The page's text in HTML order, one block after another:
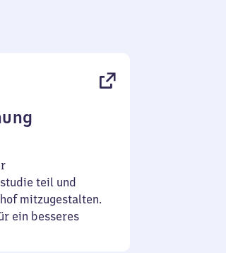
teil und
mitzugestalten.
ein besseres